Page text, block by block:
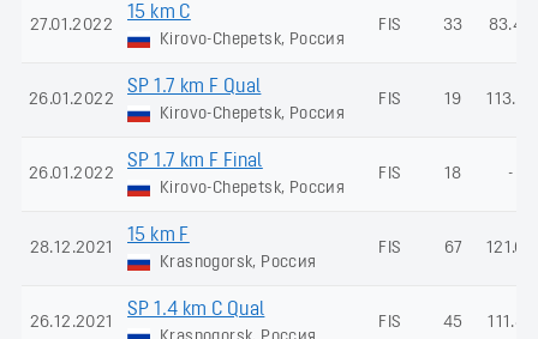
27.01.2022
15 km C
Kirovo-Chepetsk, Россия
FIS 33 83.43
26.01.2022
SP 1.7 km F Qual
Kirovo-Chepetsk, Россия
FIS 19 113.21
26.01.2022
SP 1.7 km F Final
Kirovo-Chepetsk, Россия
FIS 18 -
28.12.2021
15 km F
Krasnogorsk, Россия
FIS 67 121.03
26.12.2021
SP 1.4 km C Qual
FIS 45 111.81